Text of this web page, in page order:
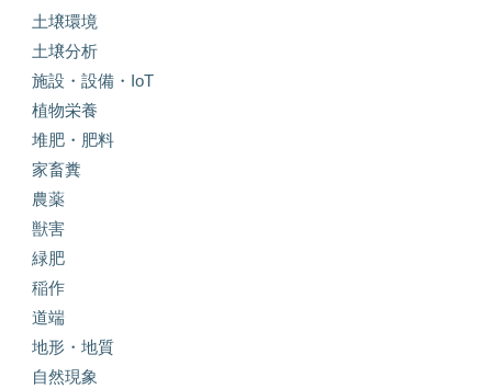
土壌環境
土壌分析
施設・設備・IoT
植物栄養
堆肥・肥料
家畜糞
農薬
獣害
緑肥
稲作
道端
地形・地質
自然現象